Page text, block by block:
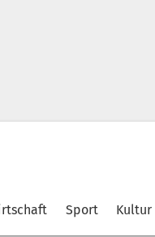
Sport Kultur